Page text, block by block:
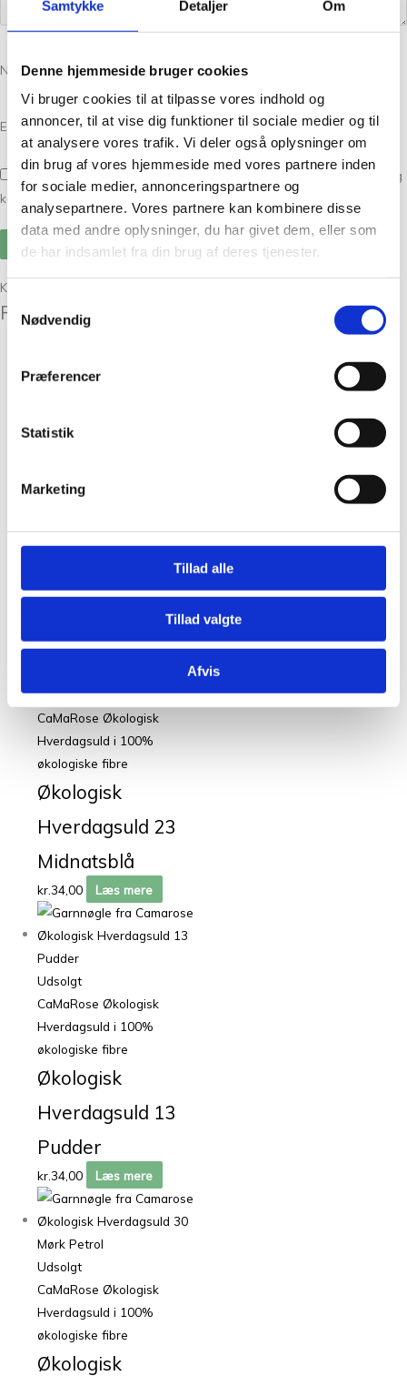
Samtykke Detaljer Om
Denne hjemmeside bruger cookies
Vi bruger cookies til at tilpasse vores indhold og
annoncer, til at vise dig funktioner til sociale medier og til
at analysere vores trafik. Vi deler også oplysninger om
din brug af vores hjemmeside med vores partnere inden
for sociale medier, annonceringspartnere og
analysepartnere. Vores partnere kan kombinere disse
data med andre oplysninger, du har givet dem, eller som
de har indsamlet fra din brug af deres tjenester.
Nødvendig
Præferencer
Statistik
Marketing
Tillad alle
Tillad valgte
Afvis
Navn*
E-mail*
Gem mit navn, mail og websted i denne browser til næste gang jeg
kommenterer.
Kunder købte også
Relaterede varer
CaMaRose Økologisk
Hverdagsuld 25
Udsolgt
CaMaRose Økologisk
Hverdagsuld i 100%
økologiske fibre
Økologisk
Hverdagsuld 23
Midnatsblå
kr.34,00 Læs mere
Udsolgt
CaMaRose Økologisk
Hverdagsuld i 100%
økologiske fibre
Økologisk
Hverdagsuld 13
Pudder
kr.34,00 Læs mere
Udsolgt
CaMaRose Økologisk
Hverdagsuld i 100%
økologiske fibre
Økologisk